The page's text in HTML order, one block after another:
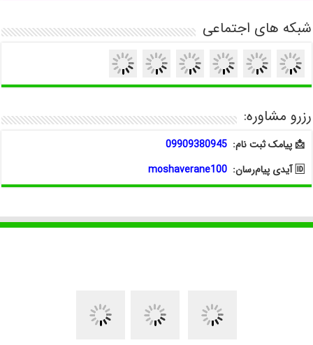
شبکه های اجتماعی
رزرو مشاوره:
📩 پیامک ثبت نام:09909380945
🆔 آیدی پیام‌رسان:
moshaverane100